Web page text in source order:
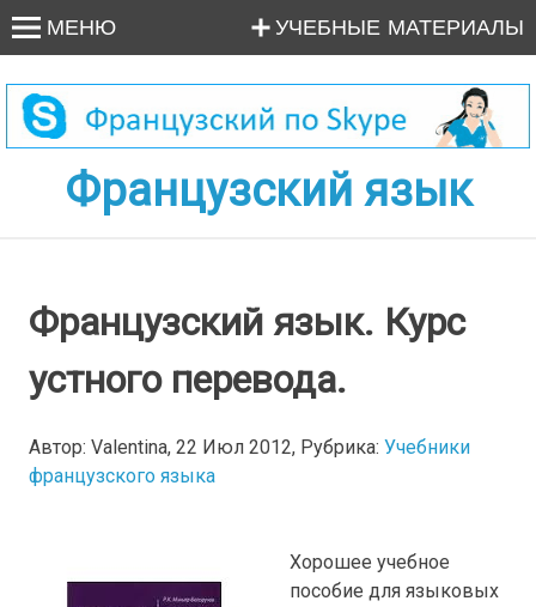
Французский язык
МЕНЮ УЧЕБНЫЕ МАТЕРИАЛЫ
Французский язык. Курс
устного перевода.
Автор: Valentina, 22 Июл 2012, Рубрика: Учебники
французского языка
Хорошее учебное
пособие для языковых